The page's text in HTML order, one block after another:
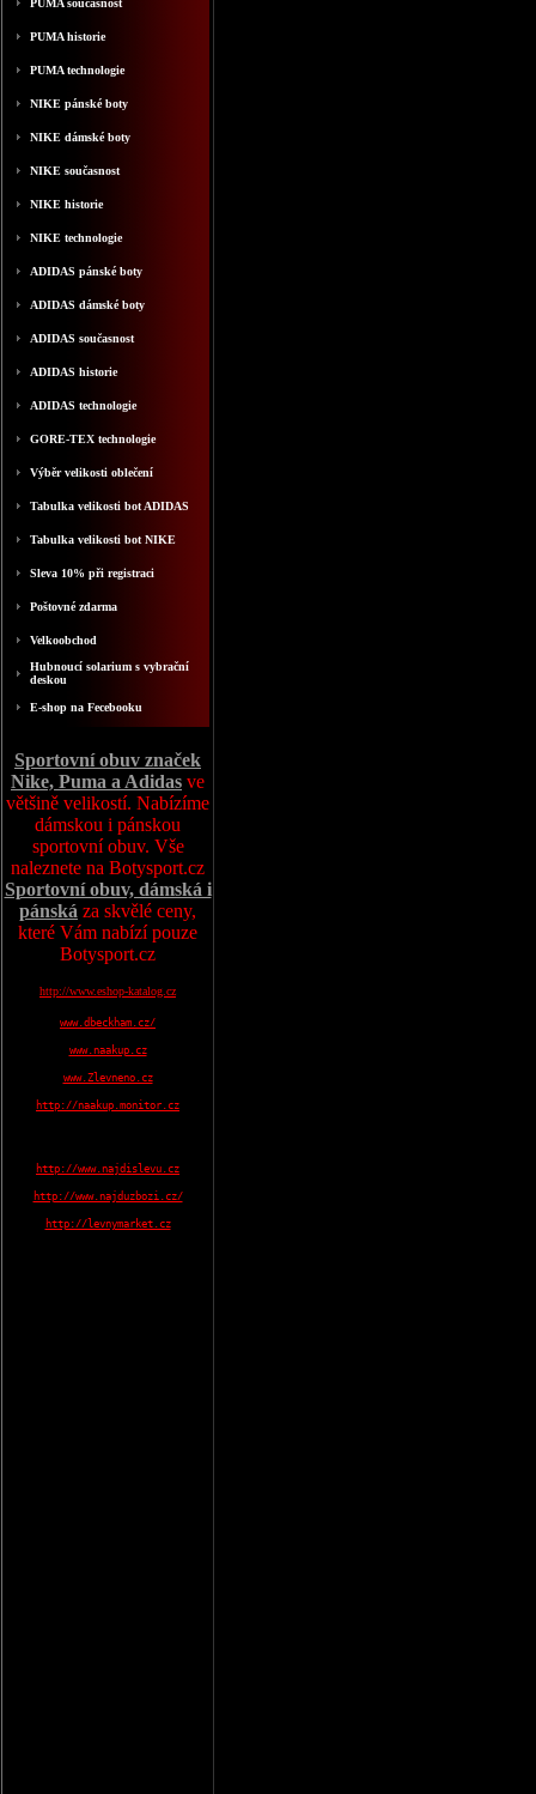
PUMA současnost
PUMA historie
PUMA technologie
NIKE pánské boty
NIKE dámské boty
NIKE současnost
NIKE historie
NIKE technologie
ADIDAS pánské boty
ADIDAS dámské boty
ADIDAS současnost
ADIDAS historie
ADIDAS technologie
GORE-TEX technologie
Výběr velikosti oblečení
Tabulka velikosti bot ADIDAS
Tabulka velikosti bot NIKE
Sleva 10% při registraci
Poštovné zdarma
Velkoobchod
Hubnoucí solarium s vybrační
deskou
E-shop na Fecebooku
Sportovní obuv značek
Nike, Puma a Adidas ve
většině velikostí. Nabízíme
dámskou i pánskou
sportovní obuv. Vše
naleznete na Botysport.cz
Sportovní obuv, dámská i
pánská za skvělé ceny,
které Vám nabízí pouze
Botysport.cz
http://www.eshop-katalog.cz
www.dbeckham.cz/
www.naakup.cz
www.Zlevneno.cz
http://naakup.monitor.cz
http://www.najdislevu.cz
http://www.najduzbozi.cz/
http://levnymarket.cz